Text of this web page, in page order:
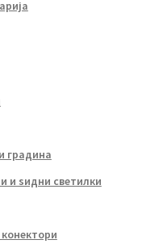
градина
и ѕидни светилки